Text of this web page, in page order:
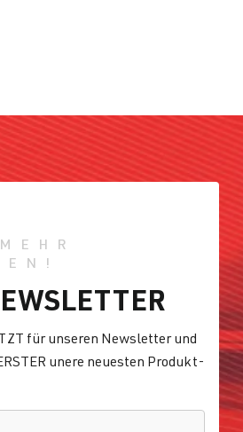
für unseren Newsletter und
unere neuesten Produkt-